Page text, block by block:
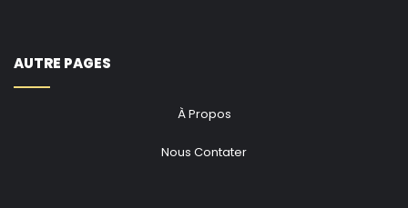
AUTRE PAGES
À Propos
Nous Contater